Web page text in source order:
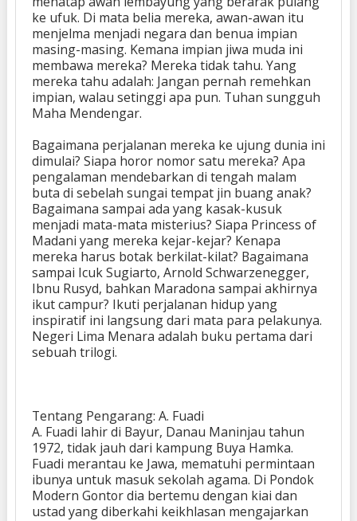
ke ufuk. Di mata belia mereka, awan-awan itu
menjelma menjadi negara dan benua impian
masing-masing. Kemana impian jiwa muda ini
membawa mereka? Mereka tidak tahu. Yang
mereka tahu adalah: Jangan pernah remehkan
impian, walau setinggi apa pun. Tuhan sungguh
Maha Mendengar.
Bagaimana perjalanan mereka ke ujung dunia ini
dimulai? Siapa horor nomor satu mereka? Apa
pengalaman mendebarkan di tengah malam
buta di sebelah sungai tempat jin buang anak?
Bagaimana sampai ada yang kasak-kusuk
menjadi mata-mata misterius? Siapa Princess of
Madani yang mereka kejar-kejar? Kenapa
mereka harus botak berkilat-kilat? Bagaimana
sampai Icuk Sugiarto, Arnold Schwarzenegger,
Ibnu Rusyd, bahkan Maradona sampai akhirnya
ikut campur? Ikuti perjalanan hidup yang
inspiratif ini langsung dari mata para pelakunya.
Negeri Lima Menara adalah buku pertama dari
sebuah trilogi.
Tentang Pengarang: A. Fuadi
A. Fuadi lahir di Bayur, Danau Maninjau tahun
1972, tidak jauh dari kampung Buya Hamka.
Fuadi merantau ke Jawa, mematuhi permintaan
ibunya untuk masuk sekolah agama. Di Pondok
Modern Gontor dia bertemu dengan kiai dan
ustad yang diberkahi keikhlasan mengajarkan